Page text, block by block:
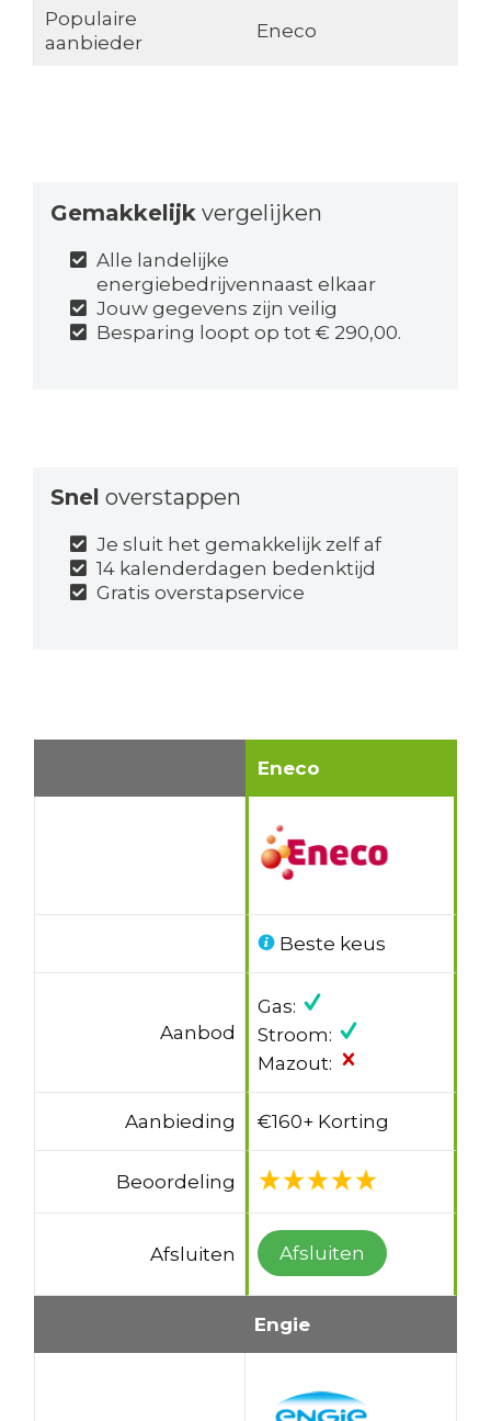
Populaire
aanbieder
Eneco
Gemakkelijk vergelijken
Alle landelijke
energiebedrijvennaast elkaar
Jouw gegevens zijn veilig
Besparing loopt op tot € 290,00.
Snel overstappen
Je sluit het gemakkelijk zelf af
14 kalenderdagen bedenktijd
Gratis overstapservice
Eneco
Beste keus
Aanbod
Gas:
Stroom:
Mazout:
Aanbieding €160+ Korting
Beoordeling
Afsluiten Afsluiten
Engie